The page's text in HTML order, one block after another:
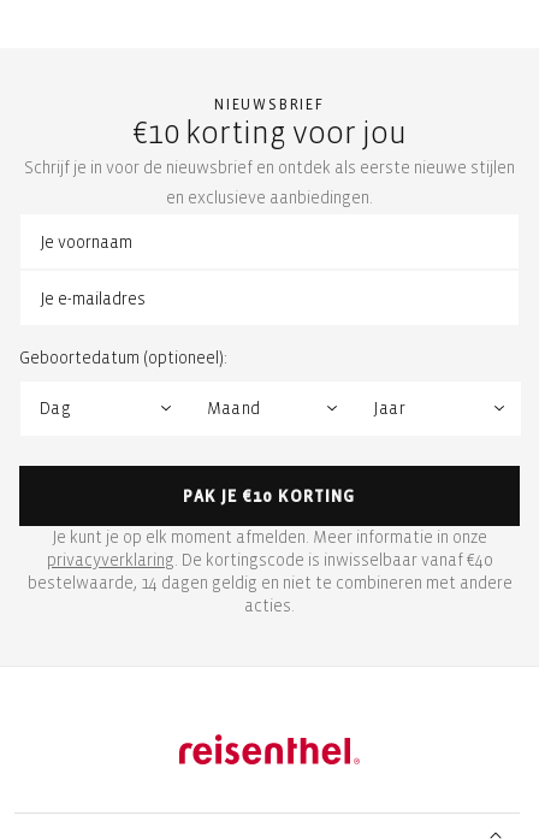
NIEUWSBRIEF
€10 korting voor jou
Schrijf je in voor de nieuwsbrief en ontdek als eerste nieuwe stijlen
en exclusieve aanbiedingen.
Geboortedatum (optioneel):
PAK JE €10 KORTING
Je kunt je op elk moment afmelden. Meer informatie in onze
privacyverklaring. De kortingscode is inwisselbaar vanaf €40
bestelwaarde, 14 dagen geldig en niet te combineren met andere
acties.